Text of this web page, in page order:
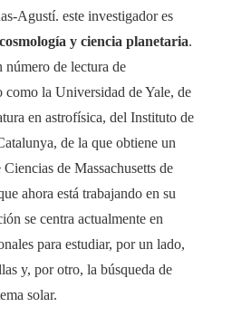
Agustí. este investigador es
y ciencia planetaria.
de lectura de
como la Universidad de Yale, de
en astrofísica, del Instituto de
de la que obtiene un
de Massachusetts de
ahora está trabajando en su
se centra actualmente en
para estudiar, por un lado,
y, por otro, la búsqueda de
solar.